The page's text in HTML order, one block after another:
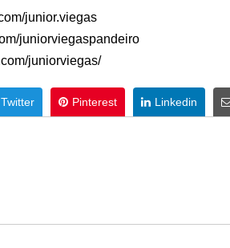
junior.viegas
juniorviegaspandeiro
juniorviegas/
Twitter Pinterest Linkedin